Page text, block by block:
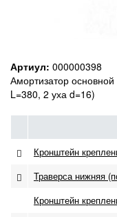
Артиул: 000000398
Амортизатор
L=380, 2 уха d=16)
Кронштейн
Траверса нижняя
Кронштейн